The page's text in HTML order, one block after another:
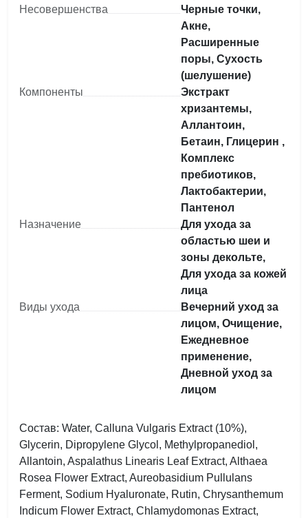
Несовершенства
Черные точки,
Акне,
Расширенные
поры, Сухость
(шелушение)
Компоненты
Экстракт
хризантемы,
Аллантоин,
Бетаин, Глицерин ,
Комплекс
пребиотиков,
Лактобактерии,
Пантенол
Назначение
Для ухода за
областью шеи и
зоны декольте,
Для ухода за кожей
лица
Виды ухода
Вечерний уход за
лицом, Очищение,
Ежедневное
применение,
Дневной уход за
лицом
Состав: Water, Calluna Vulgaris Extract (10%),
Glycerin, Dipropylene Glycol, Methylpropanediol,
Allantoin, Aspalathus Linearis Leaf Extract, Althaea
Rosea Flower Extract, Aureobasidium Pullulans
Ferment, Sodium Hyaluronate, Rutin, Chrysanthemum
Indicum Flower Extract, Chlamydomonas Extract,